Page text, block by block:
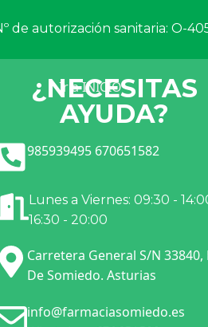
de autorización sanitaria: O-
¿NECESITAS
AYUDA?
985939495 670651582
Lunes a Viernes: 09:30 -
16:30 - 20:00
Carretera General S/N 33840,
De Somiedo. Asturias
info@farmaciasomiedo.es